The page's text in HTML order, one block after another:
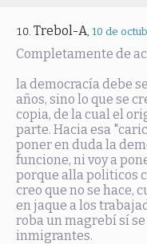
Trebol-A, 10 de
Completamente de
la democracía debe
años, sino lo que se
copia, de la cual el
parte. Hacia esa
poner en duda la
funcione, ni voy a
porque alla politicos
creo que no se hace,
en jaque a los
roba un magrebí sí
inmigrantes.